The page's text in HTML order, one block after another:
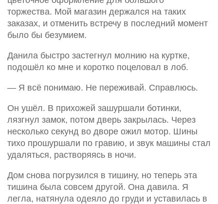
торжества. Мой магазин держался на таких
заказах, и отменить встречу в последний момент
было бы безумием.
Данила быстро застегнул молнию на куртке,
подошёл ко мне и коротко поцеловал в лоб.
— Я всё понимаю. Не переживай. Справлюсь.
Он ушёл. В прихожей зашуршали ботинки,
лязгнул замок, потом дверь закрылась. Через
несколько секунд во дворе ожил мотор. Шины
тихо прошуршали по гравию, и звук машины стал
удаляться, растворяясь в ночи.
Дом снова погрузился в тишину, но теперь эта
тишина была совсем другой. Она давила. Я
легла, натянула одеяло до груди и уставилась в